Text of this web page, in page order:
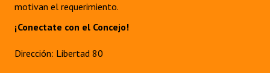
motivan el requerimiento.
¡Conectate con el Concejo!
Dirección: Libertad 80